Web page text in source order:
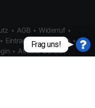
• AGB • Widerruf •
• Eintragen Anbieten •
• Affiliate-Bereich
Frag uns!